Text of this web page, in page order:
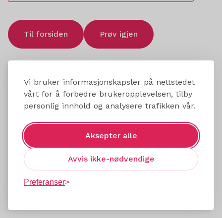
Vi bruker informasjonskapsler på nettstedet
vårt for å forbedre brukeropplevelsen, tilby
personlig innhold og analysere trafikken vår.
Aksepter alle
Avvis ikke-nødvendige
Preferanser
Til forsiden Prøv igjen